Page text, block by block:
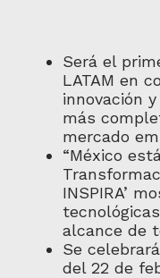
Será el
LATAM en
innovación
más
mercado
“México
INSPIRA’
alcance de
Se
del 22 de